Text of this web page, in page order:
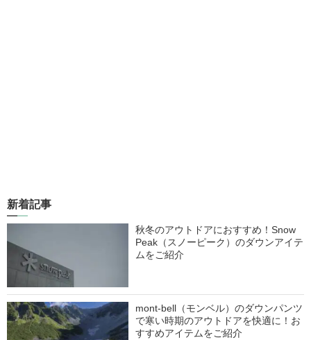
新着記事
秋冬のアウトドアにおすすめ！Snow
Peak（スノーピーク）のダウンアイテ
ムをご紹介
mont-bell（モンベル）のダウンパンツ
で寒い時期のアウトドアを快適に！お
すすめアイテムをご紹介